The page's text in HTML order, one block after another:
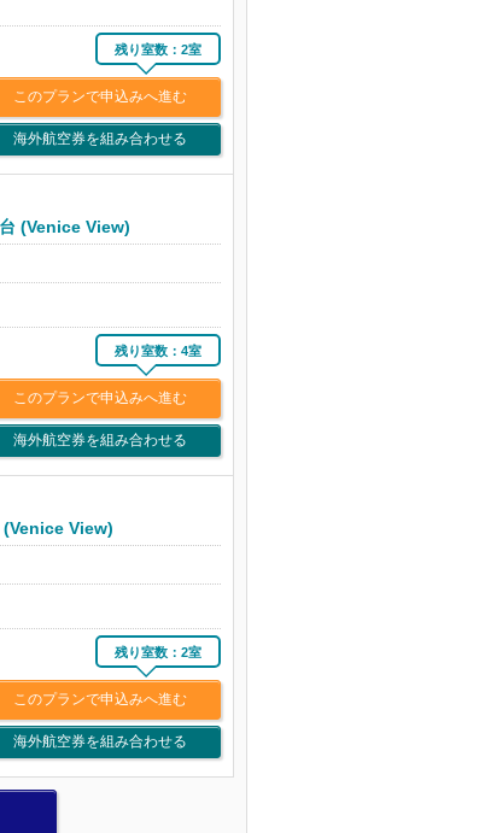
残り室数：2室
このプランで申込みへ進む
海外航空券を組み合わせる
(Venice View)
残り室数：4室
このプランで申込みへ進む
海外航空券を組み合わせる
(Venice View)
残り室数：2室
このプランで申込みへ進む
海外航空券を組み合わせる